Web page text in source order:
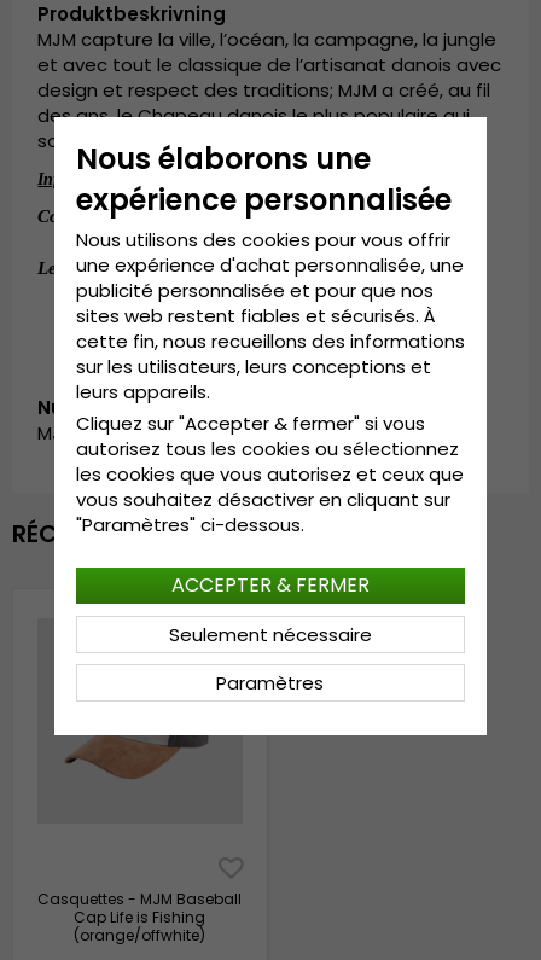
Produktbeskrivning
MJM capture la ville, l’océan, la campagne, la jungle
et avec tout le classique de l’artisanat danois avec
design et respect des traditions; MJM a créé, au fil
des ans, le Chapeau danois le plus populaire qui
soit.
Informations détaillées
Composition:100% Coton
Le guide des tailles:One size
Numéro d’article:
MJM_01K72654801-olive
RÉCEMMENT VU
Casquettes - MJM Baseball
Cap Life is Fishing
(orange/offwhite)
Nous élaborons une
expérience personnalisée
Nous utilisons des cookies pour vous offrir
une expérience d'achat personnalisée, une
publicité personnalisée et pour que nos
sites web restent fiables et sécurisés. À
cette fin, nous recueillons des informations
sur les utilisateurs, leurs conceptions et
leurs appareils.
Cliquez sur "Accepter & fermer" si vous
autorisez tous les cookies ou sélectionnez
les cookies que vous autorisez et ceux que
vous souhaitez désactiver en cliquant sur
"Paramètres" ci-dessous.
Paramètres
Seulement nécessaire
ACCEPTER & FERMER